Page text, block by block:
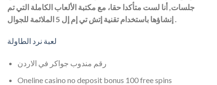
جلسات, أنا لست متأكدا حقا، مع مكتبة الألعاب الكاملة التي تم
لعبة نرد الطاولة
رقم مندوب جواكر في الاردن
Oneline casino no deposit bonus 100 free spins